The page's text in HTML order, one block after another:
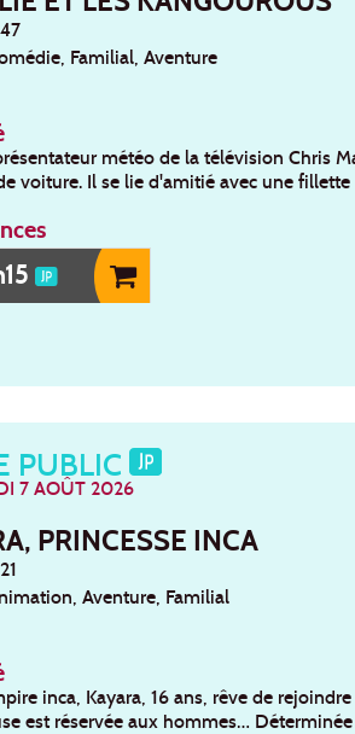
Familial, Aventure
météo de la télévision Chris
voiture. Il se lie d'amitié avec une fillette
PUBLIC
7 AOÛT 2026
PRINCESSE INCA
Aventure, Familial
inca, Kayara, 16 ans, rêve de
est réservée aux hommes…